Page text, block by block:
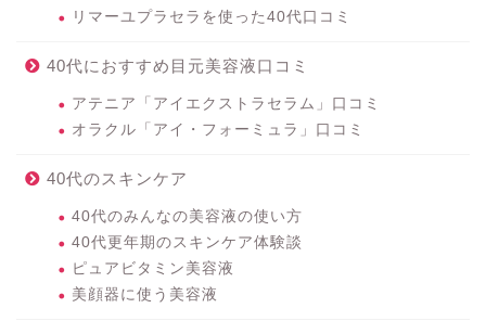
リマーユプラセラを使った40代口コミ
40代におすすめ目元美容液口コミ
アテニア「アイエクストラセラム」口コミ
オラクル「アイ・フォーミュラ」口コミ
40代のスキンケア
40代のみんなの美容液の使い方
40代更年期のスキンケア体験談
ピュアビタミン美容液
美顔器に使う美容液